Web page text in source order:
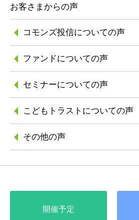
お客さまからの声
コモンズ投信についての声
ファンドについての声
セミナーについての声
こどもトラストについての声
その他の声
開催予定